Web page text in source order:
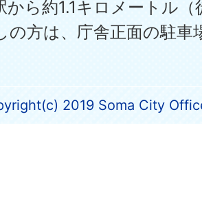
から約1.1キロメートル
の方は、庁舎正面の駐車
2019 Soma City